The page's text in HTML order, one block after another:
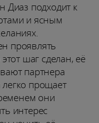
Диаз подходит к
и ясным
проявлять
шаг сделан, её
партнера
прощает
они
интерес